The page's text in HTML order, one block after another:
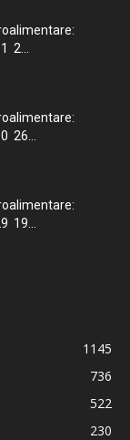
2...
26...
19...
1145
736
522
230